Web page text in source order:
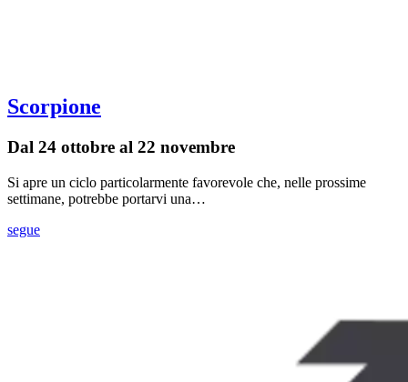
Scorpione
Dal 24 ottobre al 22 novembre
Si apre un ciclo particolarmente favorevole che, nelle prossime
settimane, potrebbe portarvi una…
segue